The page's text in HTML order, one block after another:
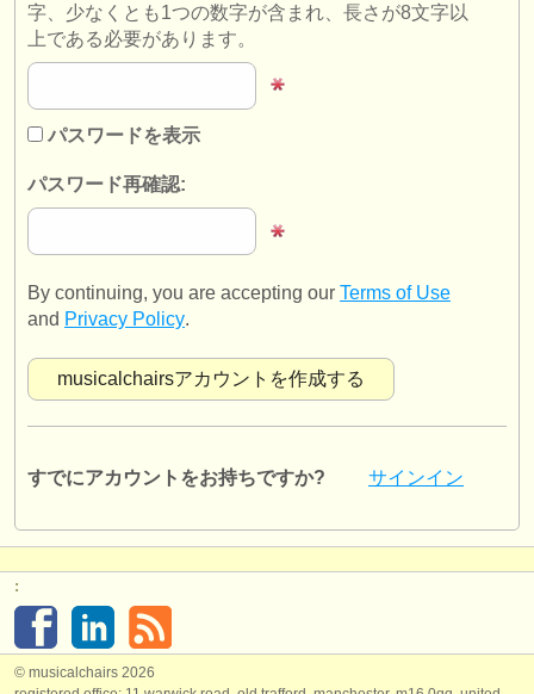
お問い合わせ
クラシック音楽ニュース
出版社:
掲載方法
ATSfaq
ログイン
字、少なくとも1つの数字が含まれ、長さが8文字以
上である必要があります。
パスワードを表示
パスワード再確認:
By continuing, you are accepting our Terms of Use
and Privacy Policy.
すでにアカウントをお持ちですか? サインイン
:
© musicalchairs 2026